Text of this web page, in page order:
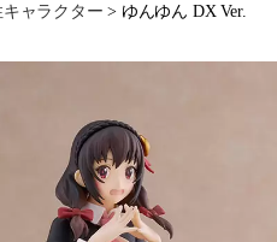
ャラクター > ゆんゆん DX Ver.